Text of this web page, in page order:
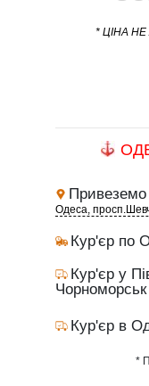
* ЦІНА
Одеса,
Кур'єр по
Кур'єр у
Чорноморськ
Кур'єр в
*